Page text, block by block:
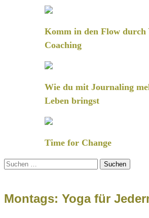
Komm in den Flow durch
Coaching
Wie du mit Journaling
Leben bringst
Time for Change
Suchen
nach:
Montags: Yoga für